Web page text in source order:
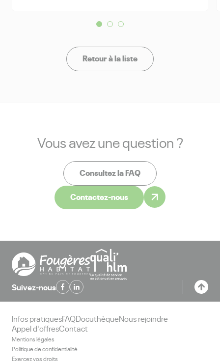
Retour à la liste
Vous avez une question ?
Consultez la FAQ
Contactez-nous
Suivez-nous
Infos pratiquesFAQDocuthèqueNous rejoindre
Appel d'offresContact
Mentions légales
Politique de confidentialité
Exercez vos droits